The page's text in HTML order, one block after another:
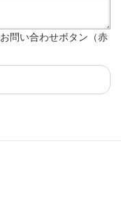
問い合わせボタン（赤